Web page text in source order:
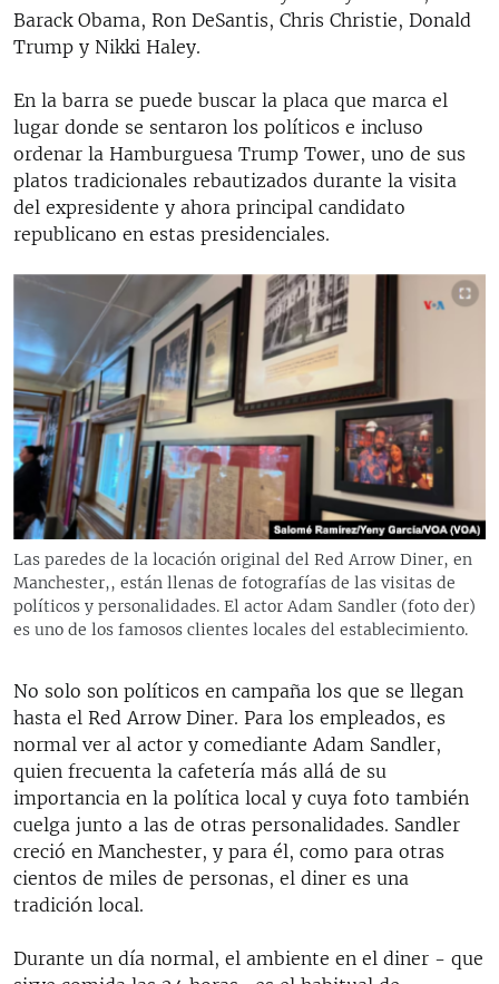
Barack Obama, Ron DeSantis, Chris Christie, Donald
Trump y Nikki Haley.
En la barra se puede buscar la placa que marca el
lugar donde se sentaron los políticos e incluso
ordenar la Hamburguesa Trump Tower, uno de sus
platos tradicionales rebautizados durante la visita
del expresidente y ahora principal candidato
republicano en estas presidenciales.
Las paredes de la locación original del Red Arrow Diner, en
Manchester,, están llenas de fotografías de las visitas de
políticos y personalidades. El actor Adam Sandler (foto der)
es uno de los famosos clientes locales del establecimiento.
No solo son políticos en campaña los que se llegan
hasta el Red Arrow Diner. Para los empleados, es
normal ver al actor y comediante Adam Sandler,
quien frecuenta la cafetería más allá de su
importancia en la política local y cuya foto también
cuelga junto a las de otras personalidades. Sandler
creció en Manchester, y para él, como para otras
cientos de miles de personas, el diner es una
tradición local.
Durante un día normal, el ambiente en el diner - que